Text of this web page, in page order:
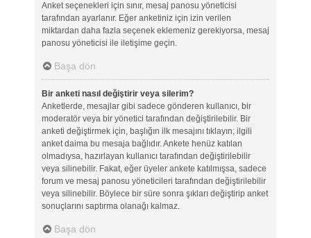
Anket seçenekleri için sınır, mesaj panosu yöneticisi
tarafından ayarlanır. Eğer anketiniz için izin verilen
miktardan daha fazla seçenek eklemeniz gerekiyorsa, mesaj
panosu yöneticisi ile iletişime geçin.
Başa dön
Bir anketi nasıl değiştirir veya silerim?
Anketlerde, mesajlar gibi sadece gönderen kullanıcı, bir
moderatör veya bir yönetici tarafından değiştirilebilir. Bir
anketi değiştirmek için, başlığın ilk mesajını tıklayın; ilgili
anket daima bu mesaja bağlıdır. Ankete henüz katılan
olmadıysa, hazırlayan kullanıcı tarafından değiştirilebilir
veya silinebilir. Fakat, eğer üyeler ankete katılmışsa, sadece
forum ve mesaj panosu yöneticileri tarafından değiştirilebilir
veya silinebilir. Böylece bir süre sonra şıkları değiştirip anket
sonuçlarını saptırma olanağı kalmaz.
Başa dön